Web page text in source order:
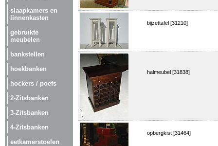
slaapkamers en
linnenkasten
gebruikte
meubelen
bankstellen
hoekbanken
hockers / poefs
2-Zitsbanken
3-Zitsbanken
4-Zitsbanken
eetkamerstoelen
bijzettafel [31210]
halmeubel [31838]
opbergkist [31464]